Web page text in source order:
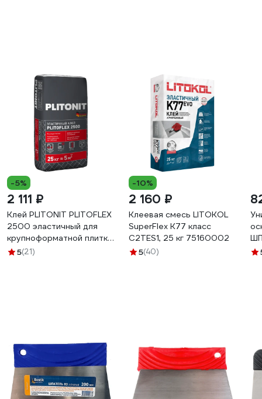
-5%
2 111 ₽
Клей PLITONIT PLITOFLEX
2500 эластичный для
крупноформатной плитки
и облицовки Н008015
5(21)
-10%
2 160 ₽
Клеевая смесь LITOKOL
SuperFlex K77 класс
C2TES1, 25 кг 75160002
5(40)